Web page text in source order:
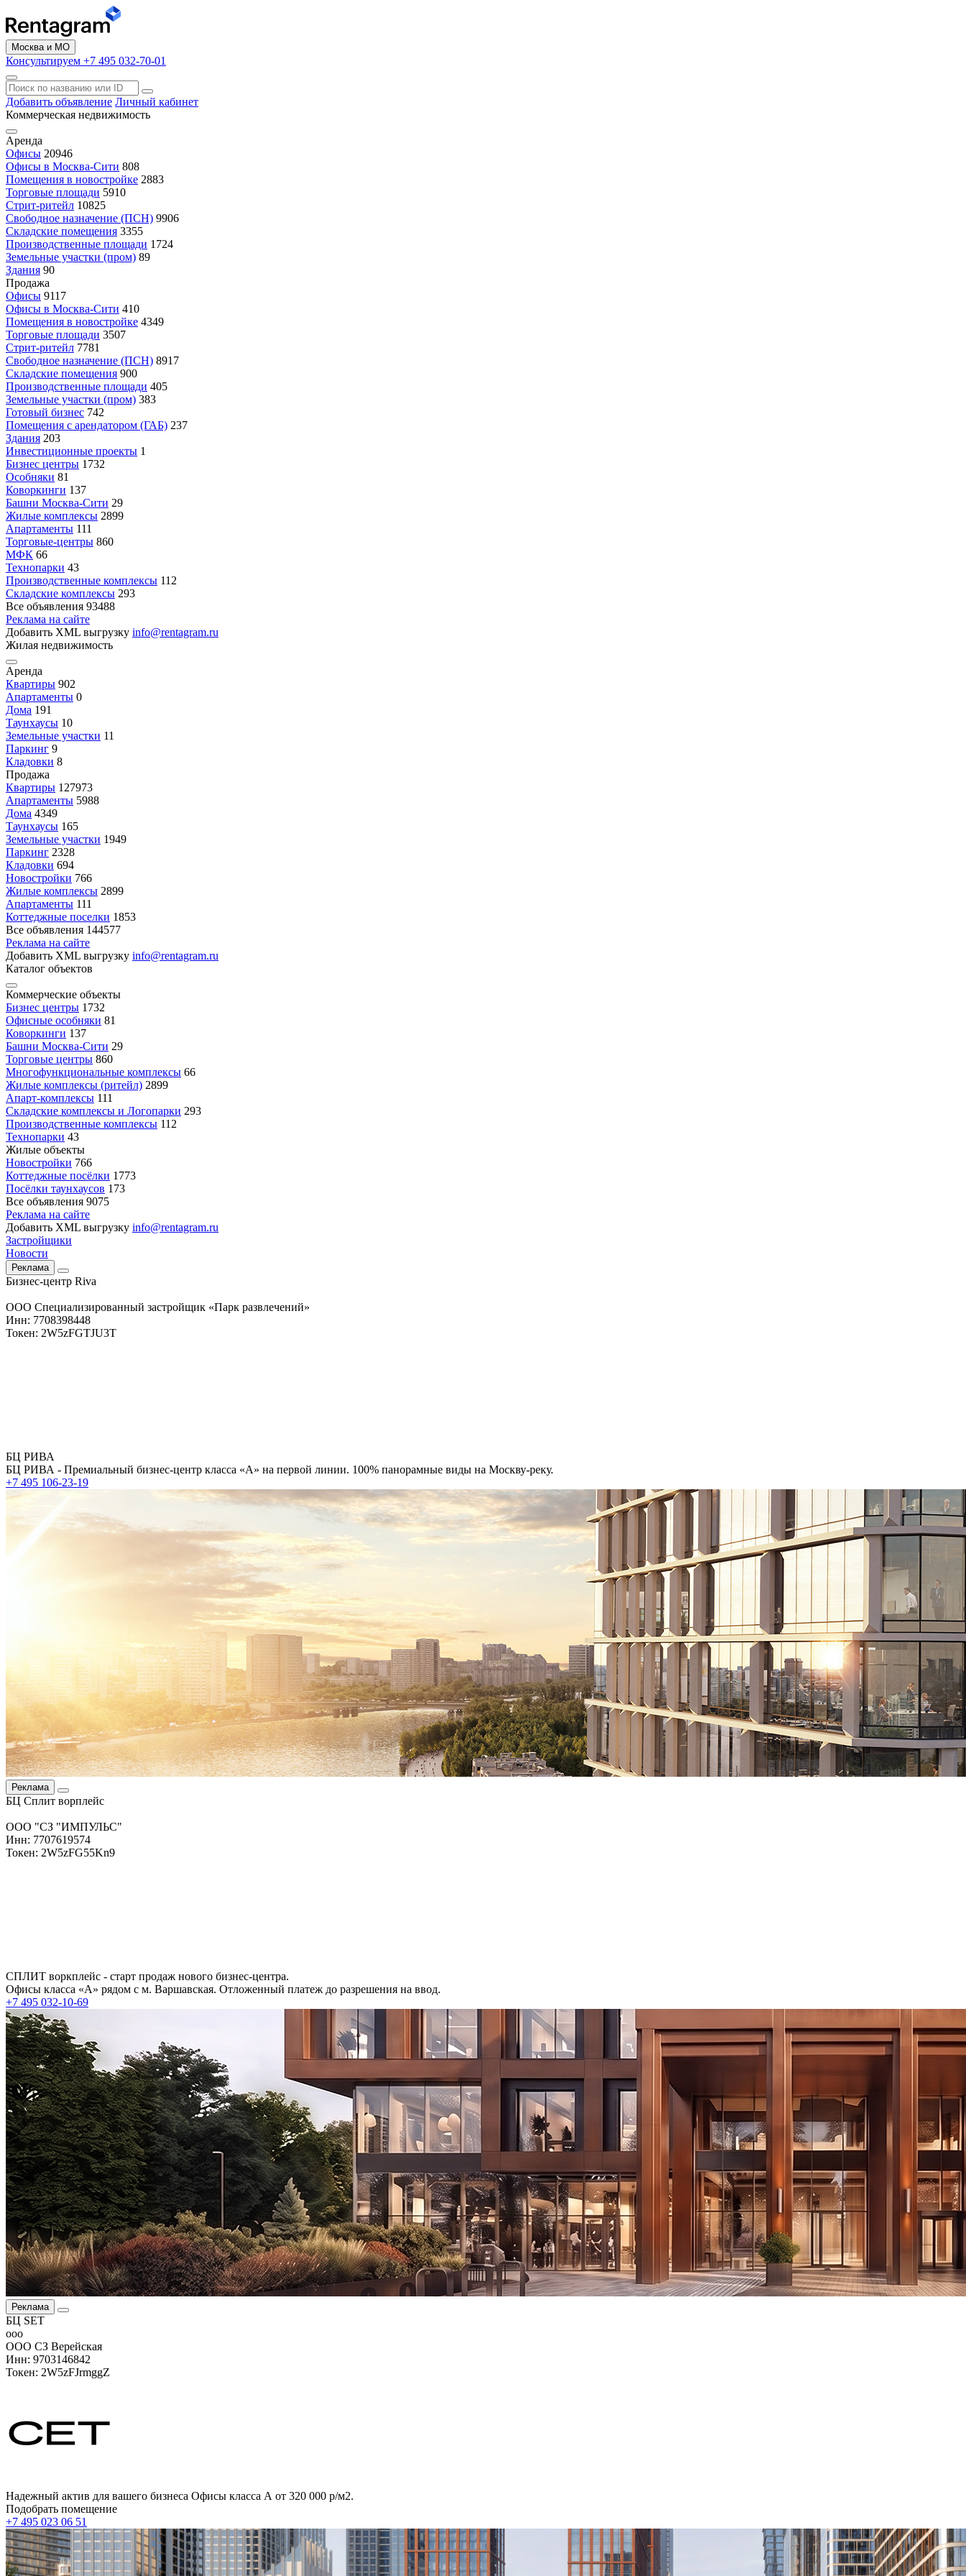
Москва и МО
Консультируем +7 495 032-70-01
Добавить объявление Личный кабинет
Коммерческая недвижимость
Аренда
Офисы 20946
Офисы в Москва-Сити 808
Помещения в новостройке 2883
Торговые площади 5910
Стрит-ритейл 10825
Свободное назначение (ПСН) 9906
Складские помещения 3355
Производственные площади 1724
Земельные участки (пром) 89
Здания 90
Продажа
Офисы 9117
Офисы в Москва-Сити 410
Помещения в новостройке 4349
Торговые площади 3507
Стрит-ритейл 7781
Свободное назначение (ПСН) 8917
Складские помещения 900
Производственные площади 405
Земельные участки (пром) 383
Готовый бизнес 742
Помещения с арендатором (ГАБ) 237
Здания 203
Инвестиционные проекты 1
Бизнес центры 1732
Особняки 81
Коворкинги 137
Башни Москва-Сити 29
Жилые комплексы 2899
Апартаменты 111
Торговые-центры 860
МФК 66
Технопарки 43
Производственные комплексы 112
Складские комплексы 293
Все объявления 93488
Реклама на сайте
Добавить XML выгрузку info@rentagram.ru
Жилая недвижимость
Аренда
Квартиры 902
Апартаменты 0
Дома 191
Таунхаусы 10
Земельные участки 11
Паркинг 9
Кладовки 8
Продажа
Квартиры 127973
Апартаменты 5988
Дома 4349
Таунхаусы 165
Земельные участки 1949
Паркинг 2328
Кладовки 694
Новостройки 766
Жилые комплексы 2899
Апартаменты 111
Коттеджные поселки 1853
Все объявления 144577
Реклама на сайте
Добавить XML выгрузку info@rentagram.ru
Каталог объектов
Коммерческие объекты
Бизнес центры 1732
Офисные особняки 81
Коворкинги 137
Башни Москва-Сити 29
Торговые центры 860
Многофункциональные комплексы 66
Жилые комплексы (ритейл) 2899
Апарт-комплексы 111
Складские комплексы и Логопарки 293
Производственные комплексы 112
Технопарки 43
Жилые объекты
Новостройки 766
Коттеджные посёлки 1773
Посёлки таунхаусов 173
Все объявления 9075
Реклама на сайте
Добавить XML выгрузку info@rentagram.ru
Застройщики
Новости
Реклама
Бизнес-центр Riva
ООО Специализированный застройщик «Парк развлечений»
Инн: 7708398448
Токен: 2W5zFGTJU3T
БЦ РИВА
БЦ РИВА - Премиальный бизнес-центр класса «А» на первой линии. 100% панорамные виды на Москву-реку.
+7 495 106-23-19
Реклама
БЦ Сплит ворплейс
ООО "СЗ "ИМПУЛЬС"
Инн: 7707619574
Токен: 2W5zFG55Kn9
СПЛИТ воркплейс - старт продаж нового бизнес-центра.
Офисы класса «А» рядом с м. Варшавская. Отложенный платеж до разрешения на ввод.
+7 495 032-10-69
Реклама
БЦ SET
ооо
ООО СЗ Верейская
Инн: 9703146842
Токен: 2W5zFJrmggZ
Надежный актив для вашего бизнеса Офисы класса А от 320 000 р/м2.
Подобрать помещение
+7 495 023 06 51